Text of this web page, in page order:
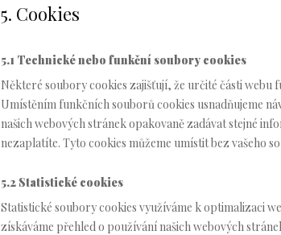
5. Cookies
5.1 Technické nebo funkční soubory cookies
Některé soubory cookies zajišťují, že určité části webu
Umístěním funkčních souborů cookies usnadňujeme
našich webových stránek opakovaně zadávat stejné
nezaplatíte. Tyto cookies můžeme umístit bez vašeho
5.2 Statistické cookies
Statistické soubory cookies využíváme k optimalizaci
získáváme přehled o používání našich webových